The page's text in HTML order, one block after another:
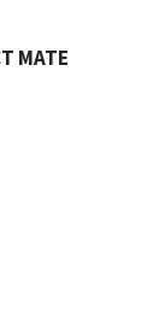
MATE